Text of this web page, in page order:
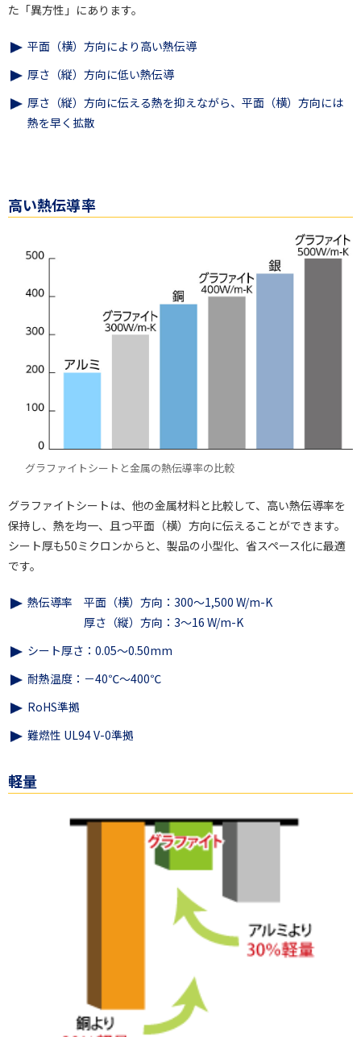
た「異方性」にあります。
平面（横）方向により高い熱伝導
厚さ（縦）方向に低い熱伝導
厚さ（縦）方向に伝える熱を抑えながら、平面（横）方向には
熱を早く拡散
高い熱伝導率
グラファイトシートと金属の熱伝導率の比較
グラファイトシートは、他の金属材料と比較して、高い熱伝導率を
保持し、熱を均一、且つ平面（横）方向に伝えることができます。
シート厚も50ミクロンからと、製品の小型化、省スペース化に最適
です。
熱伝導率 平面（横）方向：300～1,500 W/m-K
厚さ（縦）方向：3～16 W/m-K
シート厚さ：0.05～0.50mm
耐熱温度：－40℃～400℃
RoHS準拠
難燃性 UL94 V-0準拠
軽量